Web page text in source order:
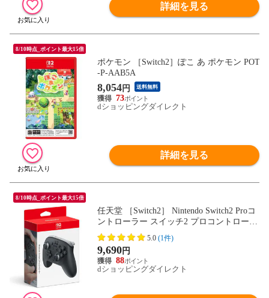
詳細を見る
8/10時点_ポイント最大15倍
ポケモン ［Switch2］ぽこ あ ポケモン POT
-P-AAB5A
8,054円 送料無料
73
dショッピングダイレクト
詳細を見る
8/10時点_ポイント最大15倍
任天堂 ［Switch2］ Nintendo Switch2 Proコ
ントローラー スイッチ2 プロコントローラ
ー プロコン BEE-A-FSSKA
5.0 (1件)
9,690円
88
dショッピングダイレクト